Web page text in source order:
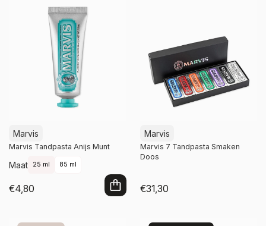
Marvis
Marvis Tandpasta Anijs Munt
Maat 25 ml 85 ml
€4,80
Marvis
Marvis 7 Tandpasta Smaken
Doos
€31,30